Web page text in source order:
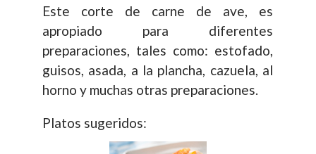
Este corte de carne de ave, es
apropiado para diferentes
preparaciones, tales como: estofado,
guisos, asada, a la plancha, cazuela, al
horno y muchas otras preparaciones.
Platos sugeridos: